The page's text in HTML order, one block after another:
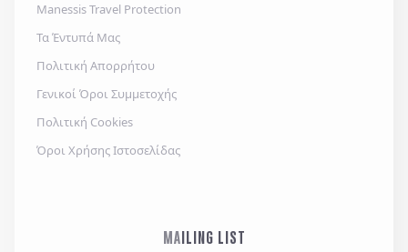
Manessis Travel Protection
Τα Έντυπά Μας
Πολιτική Απορρήτου
Γενικοί Όροι Συμμετοχής
Πολιτική Cookies
Όροι Χρήσης Ιστοσελίδας
MAILING LIST